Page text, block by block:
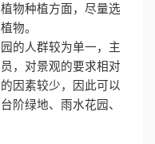
物种植方面，尽量选
物。
的人群较为单一，主
，对景观的要求相对
因素较少，因此可以
阶绿地、雨水花园、